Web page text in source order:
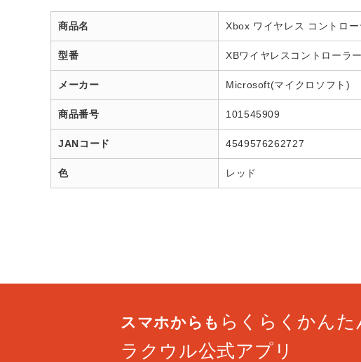
商品名 Xbox ワイヤレス コントロー
型番 XBワイヤレスコントローラ
メーカー Microsoft(マイクロソフト)
商品番号 101545909
JANコード 4549576262727
色 レッド
スマホからも らくらくかんた
ラクウル公式アプリ